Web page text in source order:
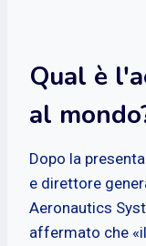
Qual è
al
Dopo la
e direttore
Aeronautics
affermato che